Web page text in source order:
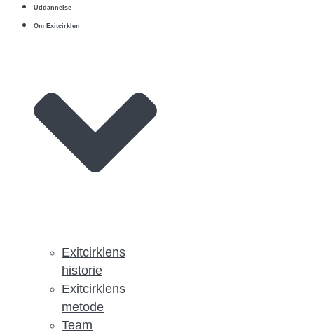
Uddannelse
Om Exitcirklen
Exitcirklens
historie
Exitcirklens
metode
Team